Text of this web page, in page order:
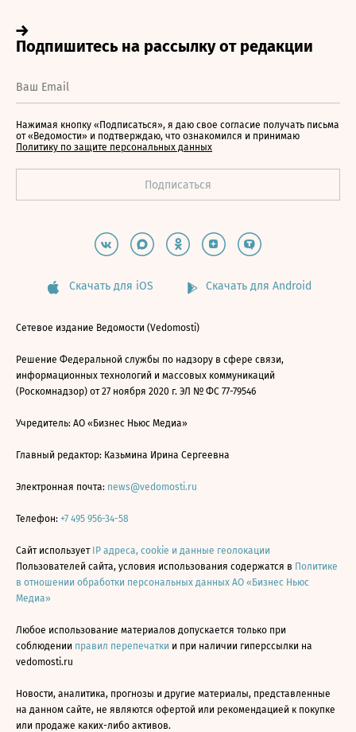
Нажимая кнопку «Подписаться», я даю свое согласие получать письма
от «Ведомости» и подтверждаю, что ознакомился и принимаю
Политику по защите персональных данных
Скачать для iOS Скачать для Android
Сетевое издание Ведомости (Vedomosti)
Решение Федеральной службы по надзору в сфере связи,
информационных технологий и массовых коммуникаций
(Роскомнадзор) от 27 ноября 2020 г. ЭЛ № ФС 77-79546
Учредитель: АО «Бизнес Ньюс Медиа»
Главный редактор: Казьмина Ирина Сергеевна
Электронная почта: news@vedomosti.ru
Телефон: +7 495 956-34-58
Сайт использует IP адреса, cookie и данные геолокации
Пользователей сайта, условия использования содержатся в Политике
в отношении обработки персональных данных АО «Бизнес Ньюс
Медиа»
Любое использование материалов допускается только при
соблюдении правил перепечатки и при наличии гиперссылки на
vedomosti.ru
Новости, аналитика, прогнозы и другие материалы, представленные
на данном сайте, не являются офертой или рекомендацией к покупке
или продаже каких-либо активов.